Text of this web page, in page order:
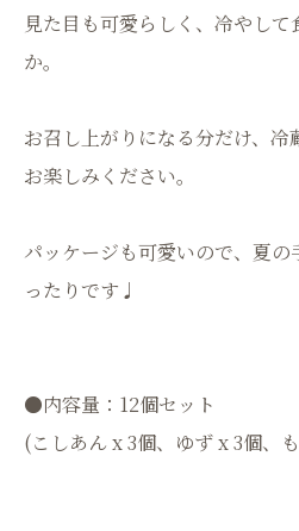
見た目も可愛らしく、冷やし
か。
お召し上がりになる分だけ、冷
お楽しみください。
パッケージも可愛いので、夏
ったりです♩
●内容量：12個セット
(こしあん x 3個、ゆず x 3個、